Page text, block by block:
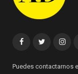
FacebookTwitter
Puedes contactarnos